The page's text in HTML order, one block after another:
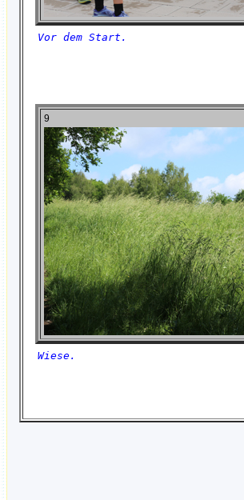
Vor dem Start.
9
Wiese.